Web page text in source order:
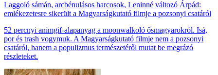
Laggoló sámán, arcbénulásos harcosok, Leninné változó Árpád:
emlékezetesre sikerült a Magyarságkutató filmje a pozsonyi csatáról
52 percnyi animgif-alapanyag a moonwalkoló ősmagyarokról. Isá,
por és trash vogymuk. A Magyarságkutató filmje nem a pozsonyi
csatáról, hanem a populizmus természetéről mutat be megrázó
részleteket.